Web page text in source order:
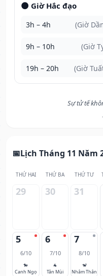
🌑 Giờ Hắc đạo
3h – 4h (Giờ
9h – 10h (Giờ
19h – 20h (Giờ
Sự tử tế
Lịch Tháng 11 Năm
THỨ HAI THỨ BA THỨ TƯ
29 30 31
5
6/10
🐎
Canh Ngọ
6
7/10
🐐
Tân Mùi
7
8/10
🐒
Nhâm Thân